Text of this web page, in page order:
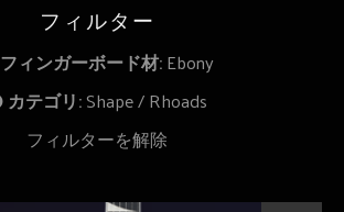
フィルター
フィンガーボード材:Ebony
カテゴリ:Shape Rhoads
フィルターを解除